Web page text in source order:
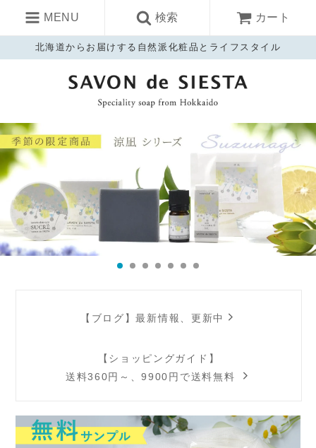
MENU 検索 カート
北海道からお届けする自然派化粧品とライフスタイル
【ブログ】最新情報、更新中
【ショッピングガイド】
送料360円～、9900円で送料無料